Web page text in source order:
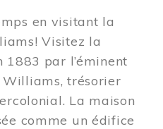
en visitant la
Visitez la
1883 par l’éminent
Williams, trésorier
La maison
comme un édifice